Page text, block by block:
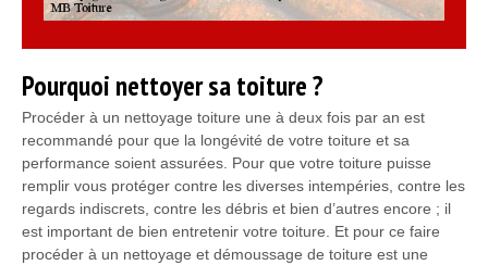
Pourquoi nettoyer sa toiture ?
Procéder à un nettoyage toiture une à deux fois par an est
recommandé pour que la longévité de votre toiture et sa
performance soient assurées. Pour que votre toiture puisse
remplir vous protéger contre les diverses intempéries, contre les
regards indiscrets, contre les débris et bien d’autres encore ; il
est important de bien entretenir votre toiture. Et pour ce faire
procéder à un nettoyage et démoussage de toiture est une